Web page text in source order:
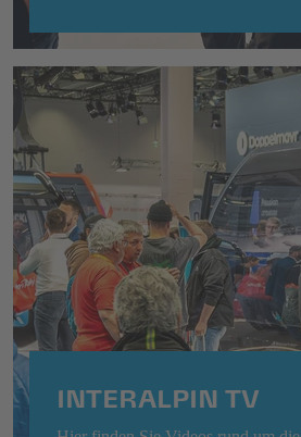
INTERALPIN TV